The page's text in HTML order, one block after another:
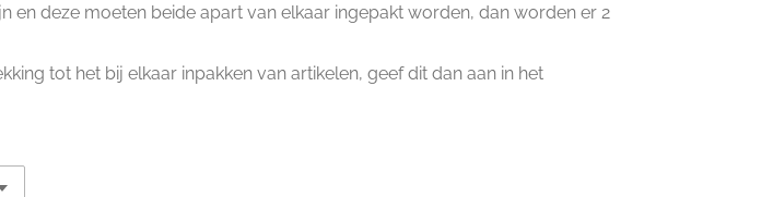
en deze moeten beide apart van elkaar ingepakt worden, dan worden er 2
tot het bij elkaar inpakken van artikelen, geef dit dan aan in het